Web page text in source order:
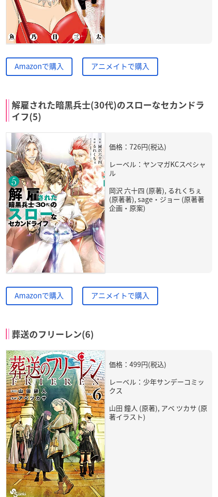
Amazonで購入 アニメイトで購入
解雇された暗黒兵士(30代)のスローなセカンドラ
イフ(5)
価格：726円(税込)
レーベル：ヤンマガKCスペシャ
ル
岡沢 六十四 (原著), るれくちぇ
(原著著), sage・ジョー (原著著
企画・原案)
Amazonで購入 アニメイトで購入
葬送のフリーレン(6)
価格：499円(税込)
レーベル：少年サンデーコミッ
クス
山田 鐘人 (原著), アベ ツカサ (原
著イラスト)